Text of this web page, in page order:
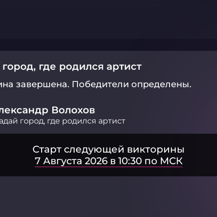
где родился артист
завершена. Победители определены.
Волохов
город, где родился артист
Старт следующей викторины
7 Августа 2026 в 10:30 по МСК